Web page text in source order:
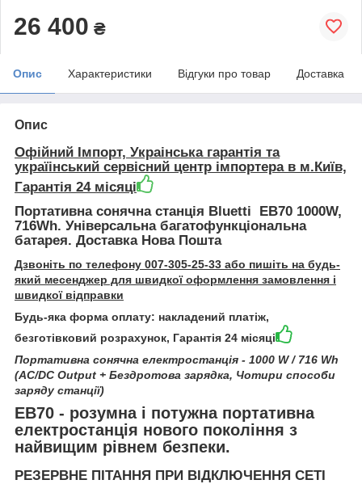
26 400 ₴
Опис Характеристики Відгуки про товар Доставка
Опис
Офійний Імпорт, Украінська гарантія та
україінський сервісний центр імпортера в м.Київ,
Гарантія 24 місяці
Портативна сонячна станція Bluetti EB70 1000W,
716Wh. Універсальна багатофункціональна
батарея. Доставка Нова Пошта
Дзвоніть по телефону 007-305-25-33 або пишіть на будь-
який месенджер для швидкої оформлення замовлення і
швидкої відправки
Будь-яка форма оплату: накладений платіж,
безготівковий розрахунок, Гарантія 24 місяці
Портативна сонячна електростанція - 1000 W / 716 Wh
(AC/DC Output + Бездротова зарядка, Чотири способи
заряду станції)
EB70 - розумна і потужна портативна
електростанція нового покоління з
найвищим рівнем безпеки.
РЕЗЕРВНЕ ПІТАННЯ ПРИ ВІДКЛЮЧЕННЯ СЕТІ